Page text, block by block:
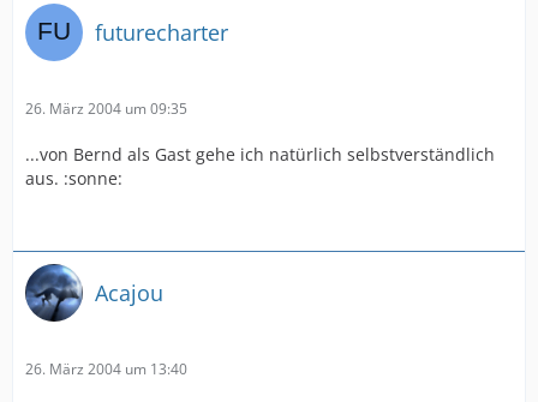
futurecharter
26. März 2004 um 09:35
...von Bernd als Gast gehe ich natürlich selbstverständlich
aus. :sonne:
Acajou
26. März 2004 um 13:40